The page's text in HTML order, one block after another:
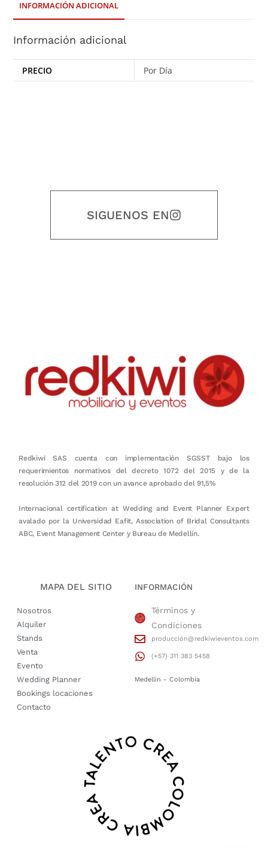
INFORMACIÓN ADICIONAL
Información adicional
PRECIO Por Día
SIGUENOS EN
Redkiwi SAS cuenta con implementación SGSST bajo los
requerimientos normativos del decreto 1072 del 2015 y de la
resolución 312 del 2019 con un avance aprobado del 91,5%
Internacional certification at Wedding and Event Planner Expert
avalado por la Universidad Eafit, Association of Bridal Consultants
ABC, Event Management Center y Bureau de Medellín.
MAPA DEL SITIO
Nosotros
Alquiler
Stands
Venta
Evento
Wedding Planner
Bookings locaciones
Contacto
INFORMACIÓN
Términos y
Condiciones
producción@redkiwieventos.com
(+57) 311 383 5458
Medellin - Colombia